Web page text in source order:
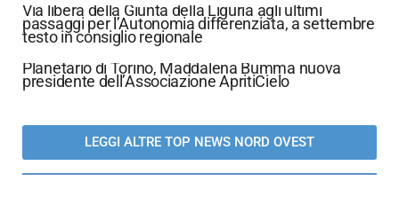
Via libera della Giunta della Liguria agli ultimi
passaggi per l’Autonomia differenziata, a settembre
testo in consiglio regionale
Planetario di Torino, Maddalena Bumma nuova
presidente dell’Associazione ApritiCielo
LEGGI ALTRE TOP NEWS NORD OVEST